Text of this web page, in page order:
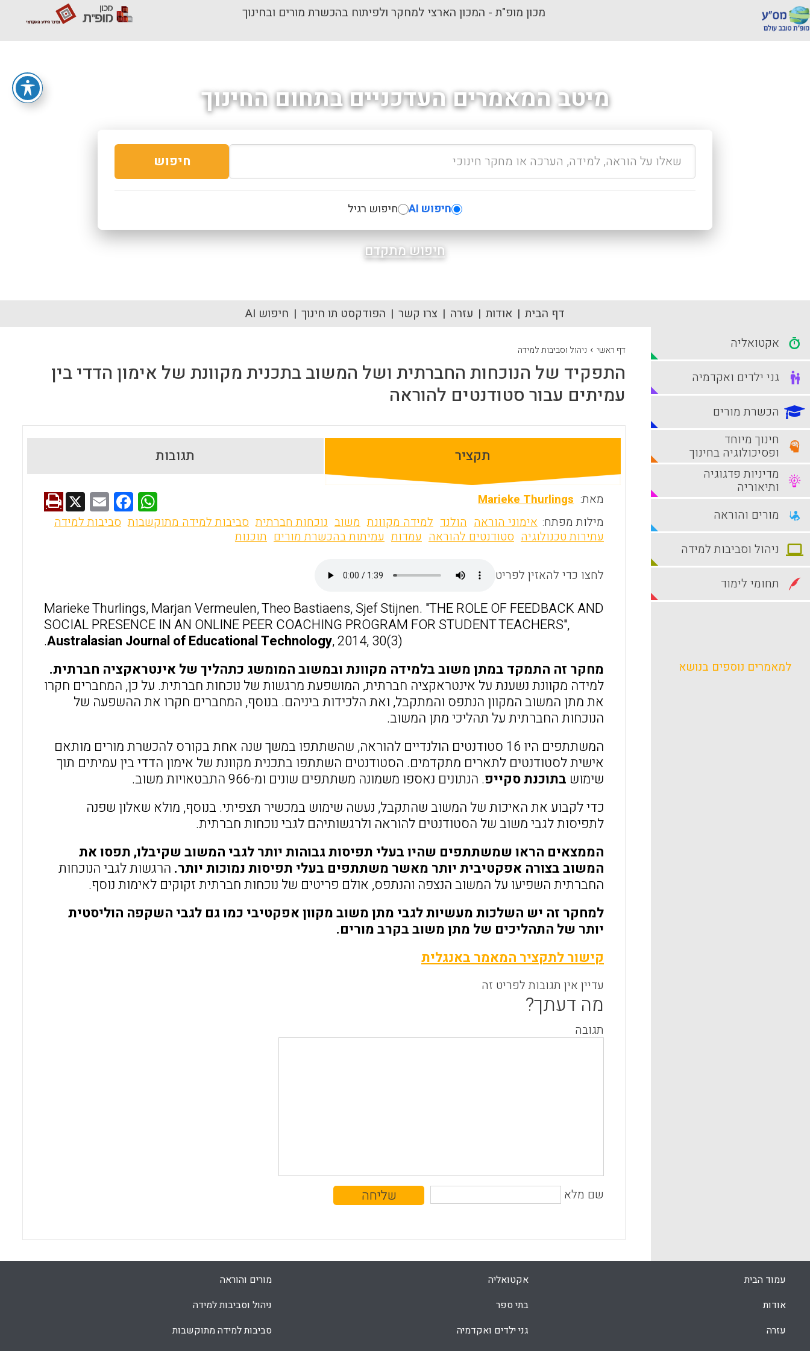
מכון מופ"ת - המכון הארצי למחקר ולפיתוח בהכשרת מורים ובחינוך
מיטב המאמרים העדכניים בתחום החינוך
חיפוש
חיפוש AI חיפוש רגיל
חיפוש מתקדם
דף הבית אודות עזרה צרו קשר הפודקסט תו חינוך חיפוש AI
דף ראשי › ניהול וסביבות למידה
התפקיד של הנוכחות החברתית ושל המשוב בתכנית מקוונת של אימון הדדי בין
עמיתים עבור סטודנטים להוראה
תקציר תגובות
מאת: Marieke Thurlings
W
h
p
p
F
a
o
k
E
m
X
מילות מפתח: אימוני הוראה הולנד למידה מקוונת משוב נוכחות חברתית סביבות למידה מתוקשבות סביבות למידה
עתירות טכנולוגיה סטודנטים להוראה עמדות עמיתות בהכשרת מורים תוכנות
לחצו כדי להאזין לפריט
Marieke Thurlings, Marjan Vermeulen, Theo Bastiaens, Sjef Stijnen. "THE ROLE OF FEEDBACK AND
SOCIAL PRESENCE IN AN ONLINE PEER COACHING PROGRAM FOR STUDENT TEACHERS",
Australasian Journal of Educational Technology, 2014, 30(3).
מחקר זה התמקד במתן משוב בלמידה מקוונת ובמשוב המומשג כתהליך של אינטראקציה חברתית.
למידה מקוונת נשענת על אינטראקציה חברתית, המושפעת מרגשות של נוכחות חברתית. על כן, המחברים חקרו
את מתן המשוב המקוון הנתפס והמתקבל, ואת הלכידות ביניהם. בנוסף, המחברים חקרו את ההשפעה של
הנוכחות החברתית על תהליכי מתן המשוב.
המשתתפים היו 16 סטודנטים הולנדיים להוראה, שהשתתפו במשך שנה אחת בקורס להכשרת מורים מותאם
אישית לסטודנטים לתארים מתקדמים. הסטודנטים השתתפו בתכנית מקוונת של אימון הדדי בין עמיתים תוך
שימוש בתוכנת סקייפ. הנתונים נאספו משמונה משתתפים שונים ומ-966 התבטאויות משוב.
כדי לקבוע את האיכות של המשוב שהתקבל, נעשה שימוש במכשיר תצפיתי. בנוסף, מולא שאלון שפנה
לתפיסות לגבי משוב של הסטודנטים להוראה ולרגשותיהם לגבי נוכחות חברתית.
הממצאים הראו שמשתתפים שהיו בעלי תפיסות גבוהות יותר לגבי המשוב שקיבלו, תפסו את
המשוב בצורה אפקטיבית יותר מאשר משתתפים בעלי תפיסות נמוכות יותר. הרגשות לגבי הנוכחות
החברתית השפיעו על המשוב הנצפה והנתפס, אולם פריטים של נוכחות חברתית זקוקים לאימות נוסף.
למחקר זה יש השלכות מעשיות לגבי מתן משוב מקוון אפקטיבי כמו גם לגבי השקפה הוליסטית
יותר של התהליכים של מתן משוב בקרב מורים.
קישור לתקציר המאמר באנגלית
עדיין אין תגובות לפריט זה
מה דעתך?
תגובה
שם מלא
אקטואליה
גני ילדים ואקדמיה
הכשרת מורים
חינוך מיוחד
ופסיכולוגיה בחינוך
מדיניות פדגוגיה
ותיאוריה
מורים והוראה
ניהול וסביבות למידה
תחומי לימוד
למאמרים נוספים בנושא
עמוד הבית
אודות
עזרה
אקטואליה
בתי ספר
גני ילדים ואקדמיה
מורים והוראה
ניהול וסביבות למידה
סביבות למידה מתוקשבות